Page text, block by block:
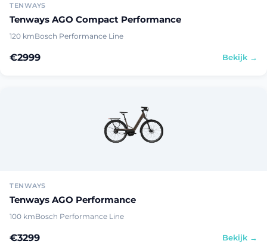
TENWAYS
Tenways AGO Compact Performance
120 kmBosch Performance Line
€2999 Bekijk →
TENWAYS
Tenways AGO Performance
100 kmBosch Performance Line
€3299 Bekijk →